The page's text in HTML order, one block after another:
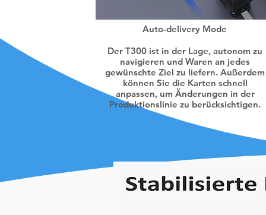
Auto-delivery Mode
Der T300 ist in der Lage, autonom zu
navigieren und Waren an jedes
gewünschte Ziel zu liefern. Außerdem
können Sie die Karten schnell
anpassen, um Änderungen in der
Produktionslinie zu berücksichtigen.